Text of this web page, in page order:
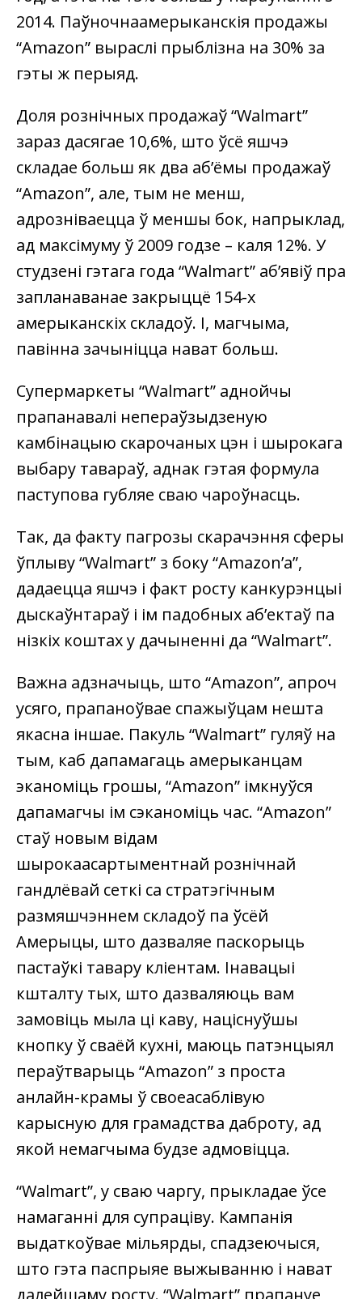
2014. Паўночнаамерыканскія продажы
“Amazon” выраслі прыблізна на 30% за
гэты ж перыяд.
Доля рознічных продажаў “Walmart”
зараз дасягае 10,6%, што ўсё яшчэ
складае больш як два аб’ёмы продажаў
“Amazon”, але, тым не менш,
адрозніваецца ў меншы бок, напрыклад,
ад максімуму ў 2009 годзе – каля 12%. У
студзені гэтага года “Walmart” аб’явіў пра
запланаванае закрыццё 154-х
амерыканскіх складоў. І, магчыма,
павінна зачыніцца нават больш.
Супермаркеты “Walmart” аднойчы
прапанавалі непераўзыдзеную
камбінацыю скарочаных цэн і шырокага
выбару тавараў, аднак гэтая формула
паступова губляе сваю чароўнасць.
Так, да факту пагрозы скарачэння сферы
ўплыву “Walmart” з боку “Amazon’а”,
дадаецца яшчэ і факт росту канкурэнцыі
дыскаўнтараў і ім падобных аб’ектаў па
нізкіх коштах у дачыненні да “Walmart”.
Важна адзначыць, што “Amazon”, апроч
усяго, прапаноўвае спажыўцам нешта
якасна іншае. Пакуль “Walmart” гуляў на
тым, каб дапамагаць амерыканцам
эканоміць грошы, “Amazon” імкнуўся
дапамагчы ім сэканоміць час. “Amazon”
стаў новым відам
шырокаасартыментнай рознічнай
гандлёвай сеткі са стратэгічным
размяшчэннем складоў па ўсёй
Амерыцы, што дазваляе паскорыць
пастаўкі тавару кліентам. Інавацыі
кшталту тых, што дазваляюць вам
замовіць мыла ці каву, націснуўшы
кнопку ў сваёй кухні, маюць патэнцыял
пераўтварыць “Amazon” з проста
анлайн-крамы ў своеасаблівую
карысную для грамадства даброту, ад
якой немагчыма будзе адмовіцца.
“Walmart”, у сваю чаргу, прыкладае ўсе
намаганні для супраціву. Кампанія
выдаткоўвае мільярды, спадзеючыся,
што гэта паспрыяе выжыванню і нават